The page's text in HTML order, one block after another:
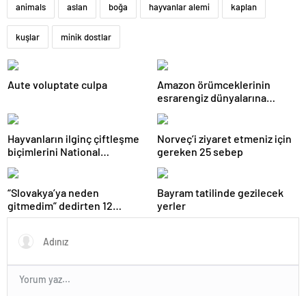
animals aslan boğa hayvanlar alemi kaplan
kuşlar minik dostlar
Aute voluptate culpa
Amazon örümceklerinin
esrarengiz dünyalarına
Hayvanların ilginç çiftleşme
biçimlerini National
Norveç’i ziyaret etmeniz için
gereken 25 sebep
“Slovakya’ya neden
gitmedim” dedirten 12
fotoğraf
Bayram tatilinde gezilecek
yerler